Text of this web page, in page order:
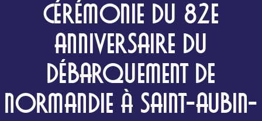
CÉRÉMONIE DU 82E
ANNIVERSAIRE DU
DÉBARQUEMENT DE
NORMANDIE À SAINT-AUBIN-